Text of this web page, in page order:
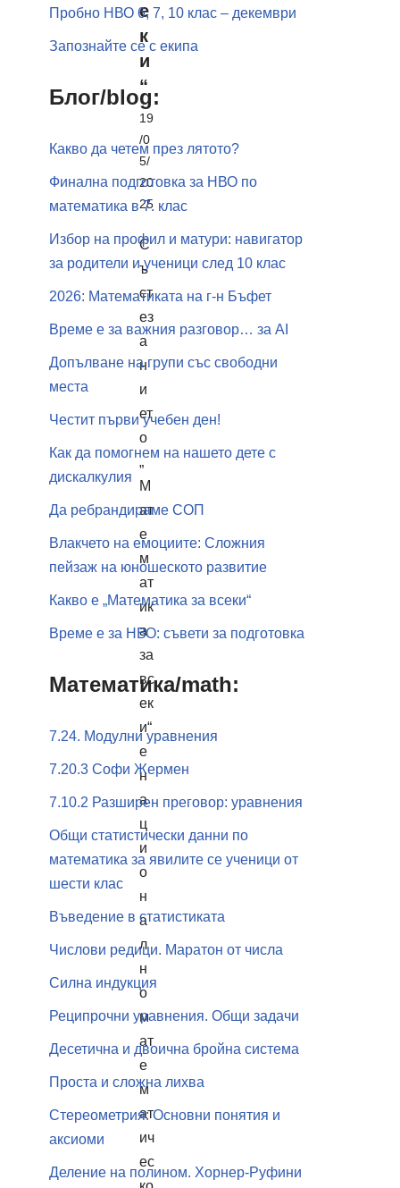
е
к
и
“
19
/0
5/
20
25
С
ъ
ст
ез
а
н
и
ет
о
„
М
ат
е
м
ат
ик
а
за
вс
ек
и“
е
н
а
ц
и
о
н
а
л
н
о
м
ат
е
м
ат
ич
ес
Пробно НВО 6, 7, 10 клас – декември
Запознайте се с екипа
Блог/blog:
Какво да четем през лятото?
Финална подготовка за НВО по
математика в 7. клас
Избор на профил и матури: навигатор
за родители и ученици след 10 клас
2026: Математиката на г-н Бъфет
Време е за важния разговор… за АI
Допълване на групи със свободни
места
Честит първи учебен ден!
Как да помогнем на нашето дете с
дискалкулия
Да ребрандираме СОП
Влакчето на емоциите: Сложния
пейзаж на юношеското развитие
Какво е „Математика за всеки“
Време е за НВО: съвети за подготовка
Математика/math:
7.24. Модулни уравнения
7.20.3 Софи Жермен
7.10.2 Разширен преговор: уравнения
Общи статистически данни по
математика за явилите се ученици от
шести клас
Въведение в статистиката
Числови редици. Маратон от числа
Силна индукция
Реципрочни уравнения. Общи задачи
Десетична и двоична бройна система
Проста и сложна лихва
Стереометрия: Основни понятия и
аксиоми
Деление на полином. Хорнер-Руфини